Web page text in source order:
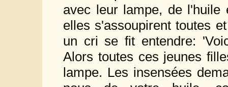
avec leur lampe, de l'huile
elles s'assoupirent toutes
un cri se fit entendre:
Alors toutes ces jeunes
lampe. Les insensées